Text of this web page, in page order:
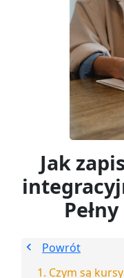
Jak
Powrót
Czym są